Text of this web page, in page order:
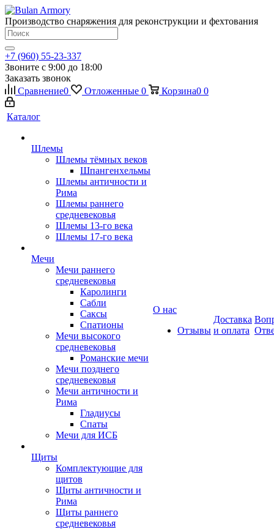
Производство снаряжения для реконструкции и фехтования
+7 (960) 55-23-337
Звоните с 9:00 до 18:00
Заказать звонок
Сравнение0 Отложенные 0 Корзина0 0
Каталог
Шлемы
Шлемы тёмных веков
Шпангенхельмы
Шлемы античности и
Рима
Шлемы раннего
средневековья
Шлемы 13-го века
Шлемы 17-го века
Мечи
Мечи раннего
средневековья
Каролинги
Сабли
Саксы
Спатионы
Мечи высокого
средневековья
Романские мечи
Мечи позднего
средневековья
Мечи античности и
Рима
Гладиусы
Спаты
Мечи для ИСБ
Щиты
Комплектующие для
щитов
Щиты античности и
Рима
Щиты раннего
средневековья
О нас
Отзывы
Доставка
и оплата